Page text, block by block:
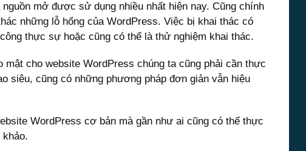
nguồn mở được sử dụng nhiều nhất hiện nay. Cũng chính
những lỗ hổng của WordPress. Việc bị khai thác có
thực sự hoặc cũng có thể là thử nghiệm khai thác.
mật cho website WordPress chúng ta cũng phải cần thực
siêu, cũng có những phương pháp đơn giản vẫn hiệu
WordPress cơ bản mà gần như ai cũng có thể thực